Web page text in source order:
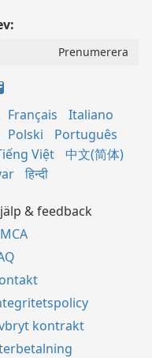
Français
Italiano
Polski
Português
Việt
中文(简体)
हिन्दी
& feedback
kontrakt